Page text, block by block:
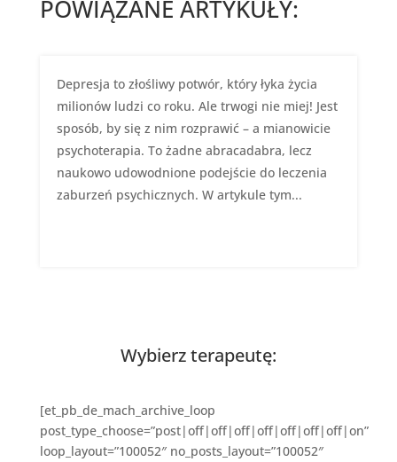
POWIĄZANE ARTYKUŁY:
Depresja to złośliwy potwór, który łyka życia
milionów ludzi co roku. Ale trwogi nie miej! Jest
sposób, by się z nim rozprawić – a mianowicie
psychoterapia. To żadne abracadabra, lecz
naukowo udowodnione podejście do leczenia
zaburzeń psychicznych. W artykule tym...
Wybierz terapeutę:
[et_pb_de_mach_archive_loop
post_type_choose=”post|off|off|off|off|off|off|off|on”
loop_layout=”100052″ no_posts_layout=”100052″